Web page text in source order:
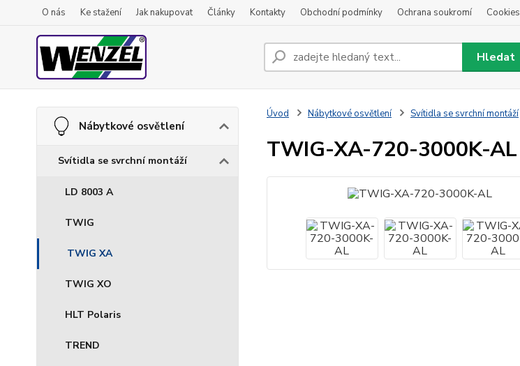
O nás Ke stažení Jak nakupovat Články Kontakty Obchodní podmínky Ochrana soukromí Cookies
Hledat
Nábytkové osvětlení
Svítidla se svrchní montáží
LD 8003 A
TWIG
TWIG XA
TWIG XO
HLT Polaris
TREND
Úvod Nábytkové osvětlení Svítidla se svrchní montáží
TWIG-XA-720-3000K-AL